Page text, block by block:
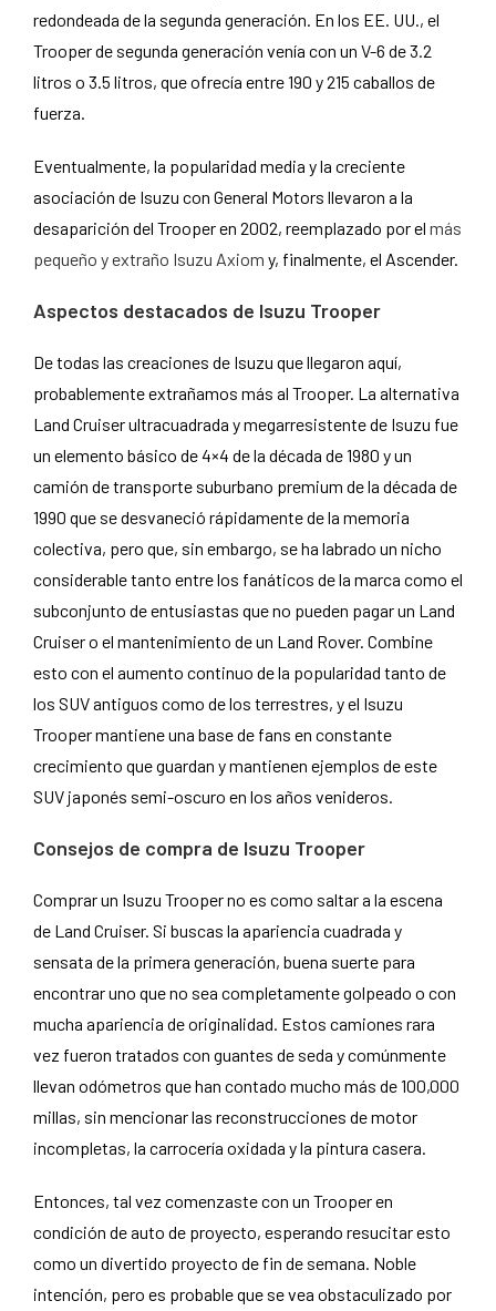
redondeada de la segunda generación. En los EE. UU., el
Trooper de segunda generación venía con un V-6 de 3.2
litros o 3.5 litros, que ofrecía entre 190 y 215 caballos de
fuerza.
Eventualmente, la popularidad media y la creciente
asociación de Isuzu con General Motors llevaron a la
desaparición del Trooper en 2002, reemplazado por el más
pequeño y extraño Isuzu Axiom y, finalmente, el Ascender.
Aspectos destacados de Isuzu Trooper
De todas las creaciones de Isuzu que llegaron aquí,
probablemente extrañamos más al Trooper. La alternativa
Land Cruiser ultracuadrada y megarresistente de Isuzu fue
un elemento básico de 4×4 de la década de 1980 y un
camión de transporte suburbano premium de la década de
1990 que se desvaneció rápidamente de la memoria
colectiva, pero que, sin embargo, se ha labrado un nicho
considerable tanto entre los fanáticos de la marca como el
subconjunto de entusiastas que no pueden pagar un Land
Cruiser o el mantenimiento de un Land Rover. Combine
esto con el aumento continuo de la popularidad tanto de
los SUV antiguos como de los terrestres, y el Isuzu
Trooper mantiene una base de fans en constante
crecimiento que guardan y mantienen ejemplos de este
SUV japonés semi-oscuro en los años venideros.
Consejos de compra de Isuzu Trooper
Comprar un Isuzu Trooper no es como saltar a la escena
de Land Cruiser. Si buscas la apariencia cuadrada y
sensata de la primera generación, buena suerte para
encontrar uno que no sea completamente golpeado o con
mucha apariencia de originalidad. Estos camiones rara
vez fueron tratados con guantes de seda y comúnmente
llevan odómetros que han contado mucho más de 100,000
millas, sin mencionar las reconstrucciones de motor
incompletas, la carrocería oxidada y la pintura casera.
Entonces, tal vez comenzaste con un Trooper en
condición de auto de proyecto, esperando resucitar esto
como un divertido proyecto de fin de semana. Noble
intención, pero es probable que se vea obstaculizado por